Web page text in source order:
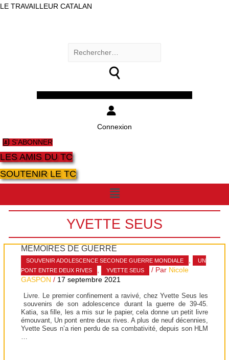
LE TRAVAILLEUR CATALAN
Rechercher :
Connexion
S'ABONNER
LES AMIS DU TC
SOUTENIR LE TC
Menu
YVETTE SEUS
MÉMOIRES DE GUERRE
SOUVENIR ADOLESCENCE SECONDE GUERRE MONDIALE ,
UN
PONT ENTRE DEUX RIVES
, YVETTE SEUS / Par Nicole
GASPON / 17 septembre 2021
Livre. Le premier confinement a ravivé, chez Yvette Seus les
souvenirs de son adolescence durant la guerre de 39-45.
Katia, sa fille, les a mis sur le papier, cela donne un petit livre
émouvant, Un pont entre deux rives. A plus de neuf décennies,
Yvette Seus n’a rien perdu de sa combativité, depuis son HLM